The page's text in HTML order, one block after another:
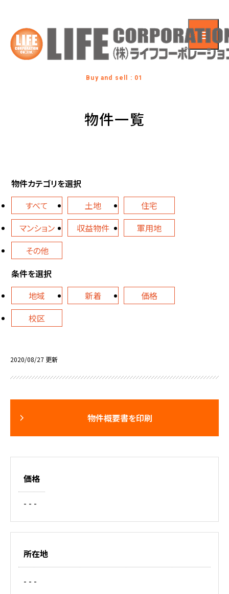
Buy and sell : 01
物件一覧
物件カテゴリを選択
すべて
土地
住宅
マンション
収益物件
軍用地
その他
条件を選択
地域
新着
価格
校区
2020/08/27 更新
物件概要書を印刷
価格
- - -
所在地
- - -